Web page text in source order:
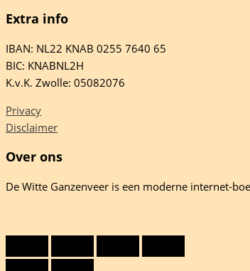
Extra info
IBAN: NL22 KNAB 0255 7640 65
BIC: KNABNL2H
K.v.K. Zwolle: 05082076
Privacy
Disclaimer
Over ons
De Witte Ganzenveer is een moderne internet-